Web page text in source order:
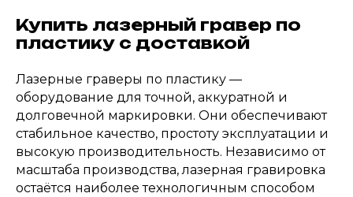
Купить лазерный гравер по
пластику с доставкой
Лазерные граверы по пластику —
оборудование для точной, аккуратной и
долговечной маркировки. Они обеспечивают
стабильное качество, простоту эксплуатации и
высокую производительность. Независимо от
масштаба производства, лазерная гравировка
остаётся наиболее технологичным способом